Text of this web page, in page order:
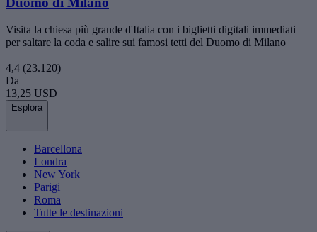
Visita la chiesa più grande d'Italia con i biglietti digitali immediati
per saltare la coda e salire sui famosi tetti del Duomo di Milano
4,4 (23.120)
Da
13,25 USD
Esplora
Barcellona
Londra
New York
Parigi
Roma
Tutte le destinazioni